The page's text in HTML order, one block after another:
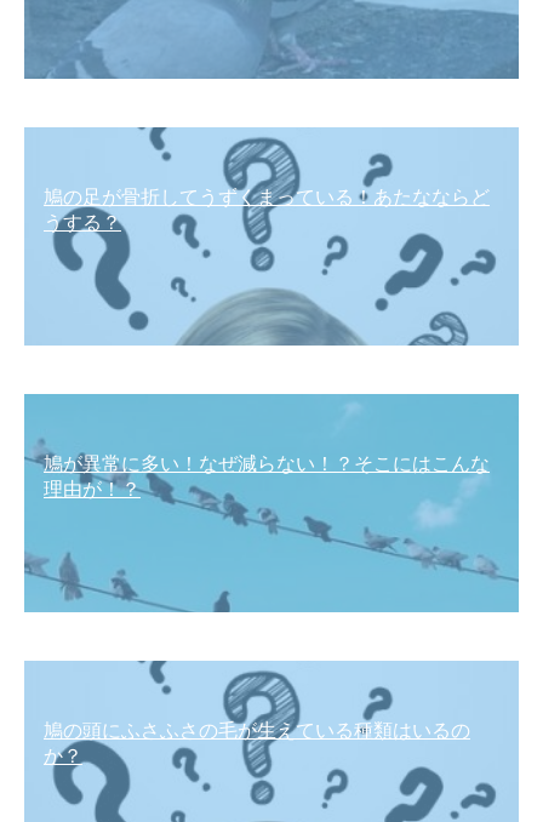
鳩の足が骨折してうずくまっている！あたなならど
うする？
鳩が異常に多い！なぜ減らない！？そこにはこんな
理由が！？
鳩の頭にふさふさの毛が生えている種類はいるの
か？